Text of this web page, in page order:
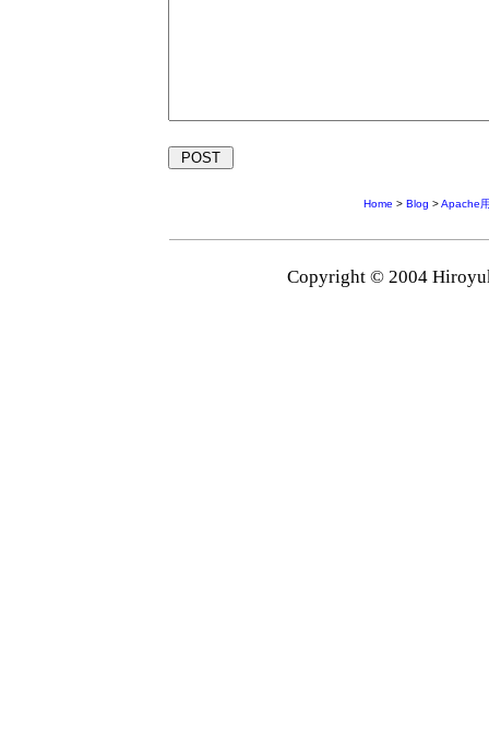
Home > Blog >Apache
Copyright © 2004